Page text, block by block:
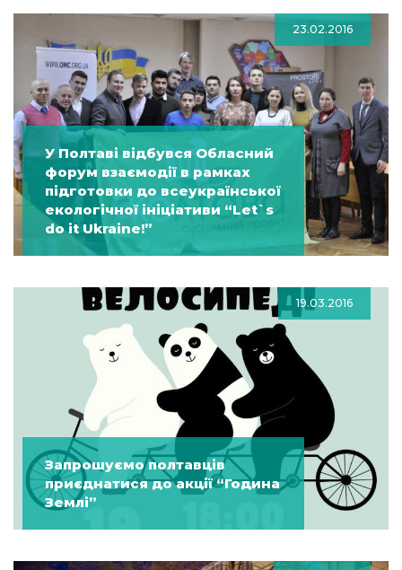
23.02.2016
У Полтаві відбувся Обласний
форум взаємодії в рамках
підготовки до всеукраїнської
екологічної ініціативи “Let`s
do it Ukraine!”
19.03.2016
Запрошуємо полтавців
приєднатися до акції “Година
Землі”